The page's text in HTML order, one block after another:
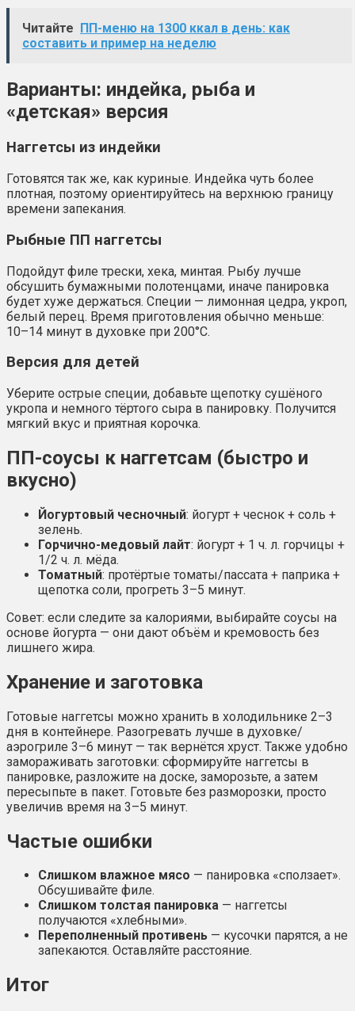
Читайте ПП-меню на 1300 ккал в день: как
составить и пример на неделю
Варианты: индейка, рыба и
«детская» версия
Наггетсы из индейки
Готовятся так же, как куриные. Индейка чуть более
плотная, поэтому ориентируйтесь на верхнюю границу
времени запекания.
Рыбные ПП наггетсы
Подойдут филе трески, хека, минтая. Рыбу лучше
обсушить бумажными полотенцами, иначе панировка
будет хуже держаться. Специи — лимонная цедра, укроп,
белый перец. Время приготовления обычно меньше:
10–14 минут в духовке при 200°C.
Версия для детей
Уберите острые специи, добавьте щепотку сушёного
укропа и немного тёртого сыра в панировку. Получится
мягкий вкус и приятная корочка.
ПП-соусы к наггетсам (быстро и
вкусно)
Йогуртовый чесночный: йогурт + чеснок + соль +
зелень.
Горчично-медовый лайт: йогурт + 1 ч. л. горчицы +
1/2 ч. л. мёда.
Томатный: протёртые томаты/пассата + паприка +
щепотка соли, прогреть 3–5 минут.
Совет: если следите за калориями, выбирайте соусы на
основе йогурта — они дают объём и кремовость без
лишнего жира.
Хранение и заготовка
Готовые наггетсы можно хранить в холодильнике 2–3
дня в контейнере. Разогревать лучше в духовке/
аэрогриле 3–6 минут — так вернётся хруст. Также удобно
замораживать заготовки: сформируйте наггетсы в
панировке, разложите на доске, заморозьте, а затем
пересыпьте в пакет. Готовьте без разморозки, просто
увеличив время на 3–5 минут.
Частые ошибки
Слишком влажное мясо — панировка «сползает».
Обсушивайте филе.
Слишком толстая панировка — наггетсы
получаются «хлебными».
Переполненный противень — кусочки парятся, а не
запекаются. Оставляйте расстояние.
Итог